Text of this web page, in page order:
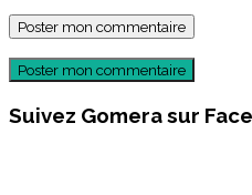
Poster mon commentaire
Suivez Gomera sur